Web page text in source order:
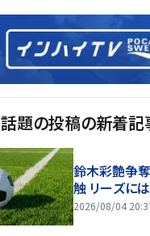
話題の投稿の新着記
鈴木彩艶争
触 リーズに
2026/08/04